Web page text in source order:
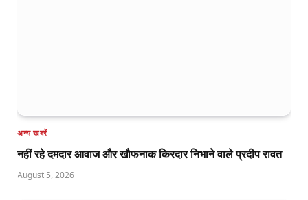
अन्य खबरें
नहीं रहे दमदार आवाज और खौफनाक किरदार निभाने वाले प्रदीप रावत
August 5, 2026